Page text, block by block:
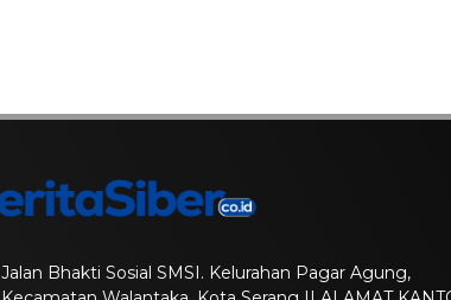
Jalan Bhakti Sosial SMSI. Kelurahan Pagar Agung,